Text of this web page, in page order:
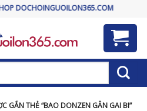
DOCHOINGUOILON365.COM
GẮN THẺ “BAO DONZEN GÂN GAI BI”